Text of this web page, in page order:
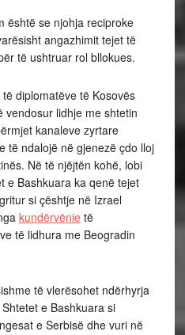
është se njohja reciproke
angazhimit tejet të
të ushtruar rol bllokues.
diplomatëve të Kosovës
lidhje me shtetin
kanaleve zyrtare
të ndalojë në gjenezë çdo lloj
Në të njëjtën kohë, lobi
e Bashkuara ka qenë tejet
si çështje në Izrael
kundërvënietë
të lidhura me Beogradin
të vlerësohet ndërhyrja
e Bashkuara si
e Serbisë dhe vuri në